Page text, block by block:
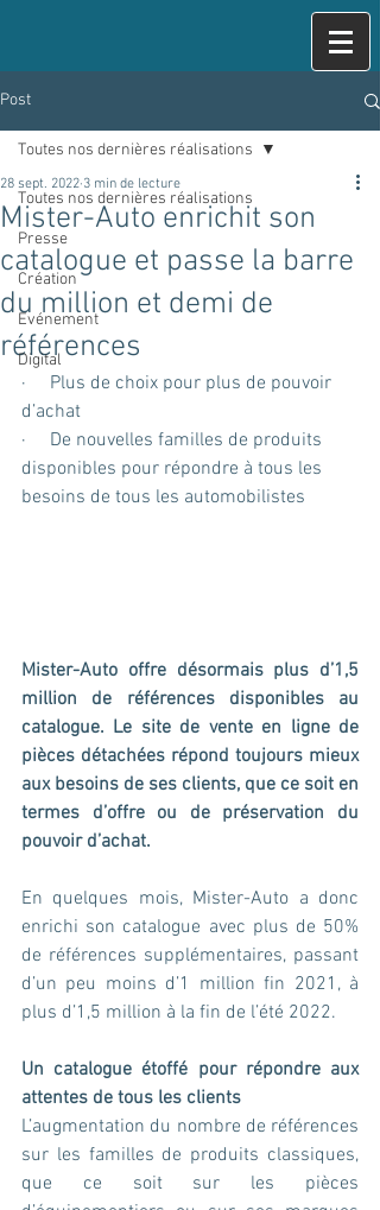
Post
Toutes nos dernières réalisations
Presse
Création
Evénement
Digital
Toutes nos dernières réalisations
Mister-Auto enrichit son
catalogue et passe la barre
du million et demi de
références
28 sept. 2022 3 min de lecture
·     Plus de choix pour plus de pouvoir
d’achat
·     De nouvelles familles de produits
disponibles pour répondre à tous les
besoins de tous les automobilistes
Mister-Auto offre désormais plus d’1,5
million de références disponibles au
catalogue. Le site de vente en ligne de
pièces détachées répond toujours mieux
aux besoins de ses clients, que ce soit en
termes d’offre ou de préservation du
pouvoir d’achat.
En quelques mois, Mister-Auto a donc
enrichi son catalogue avec plus de 50%
de références supplémentaires, passant
d’un peu moins d’1 million fin 2021, à
plus d’1,5 million à la fin de l’été 2022.
Un catalogue étoffé pour répondre aux
attentes de tous les clients
L’augmentation du nombre de références
sur les familles de produits classiques,
que ce soit sur les pièces